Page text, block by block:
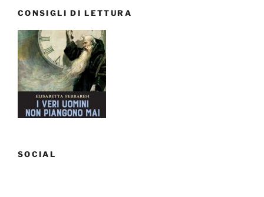
a
Aix-
en-
Provence”
CONSIGLI DI LETTURA
SOCIAL